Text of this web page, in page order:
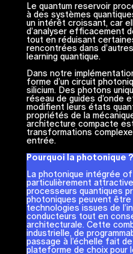
Le quantum reservoir
à des systèmes
un intérêt croissant, car
d’analyser efficacement
tout en réduisant
rencontrées dans
learning quantique.
Dans notre
forme d’un circuit
silicium. Des photons
réseau de guides d’onde
modifient leurs états
propriétés de la
architecture compacte
transformations
entrée.
Pourquoi la photonique ?
La photonique intégrée
particulièrement
processeurs quantiques
photoniques peuvent
technologies issues de
conducteurs tout en
architecturale. Cette
industrielle, de
passage à l’échelle fait
plateforme de choix pour